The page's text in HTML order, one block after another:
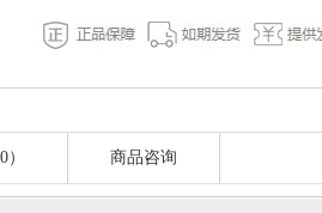
商品咨询